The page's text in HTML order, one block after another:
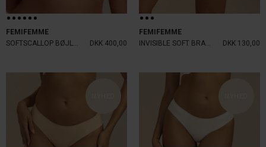
FEMIFEMME
SOFTSCALLOP BØJLEFRI BH NUDE
DKK 400,00
FEMIFEMME
INVISIBLE SOFT BRAZILIAN SORT
DKK 130,00